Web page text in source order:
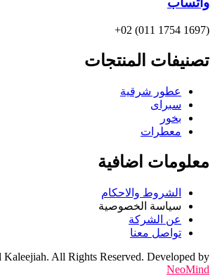
(1697 1754 011) 02+
تصنيفات المنتجات
عطور شرقية
سبراى
بخور
معطرات
معلومات اضافية
الشروط والاحكام
سياسة الخصوصية
عن الشركة
تواصل معنا
All Rights Reserved. Developed by
NeoMind